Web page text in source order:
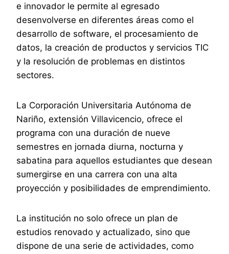
e innovador le permite al egresado
desenvolverse en diferentes áreas como el
desarrollo de software, el procesamiento de
datos, la creación de productos y servicios TIC
y la resolución de problemas en distintos
sectores.
La Corporación Universitaria Autónoma de
Nariño, extensión Villavicencio, ofrece el
programa con una duración de nueve
semestres en jornada diurna, nocturna y
sabatina para aquellos estudiantes que desean
sumergirse en una carrera con una alta
proyección y posibilidades de emprendimiento.
La institución no solo ofrece un plan de
estudios renovado y actualizado, sino que
dispone de una serie de actividades, como